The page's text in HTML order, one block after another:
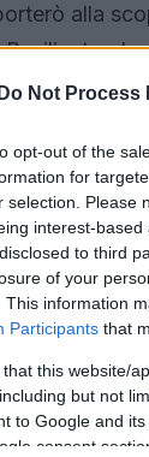
Do Not Process
opt-out of the
for
selection. Please
interest-
to third
of your
This information
Participants that
that this website/
but not
to Google and
consent
alla